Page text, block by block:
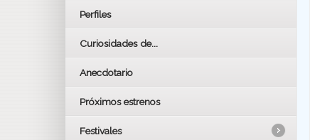
Perfiles
Curiosidades de...
Anecdotario
Próximos estrenos
Festivales